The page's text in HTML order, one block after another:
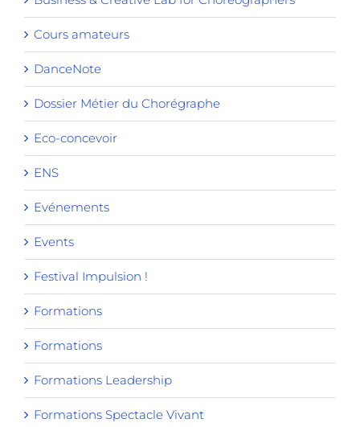
Cours amateurs
DanceNote
Dossier Métier du Chorégraphe
Eco-concevoir
ENS
Evénements
Events
Festival Impulsion !
Formations
Formations
Formations Leadership
Formations Spectacle Vivant